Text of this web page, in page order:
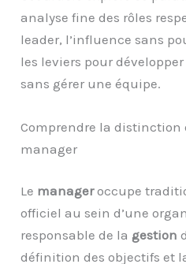
analyse fine des rôles
leader, l’influence sans
les leviers pour
sans gérer une équipe.
Comprendre la distinction
manager
Le manageroccupe
officiel au sein d’une
responsable de la gestion
définition des objectifs et